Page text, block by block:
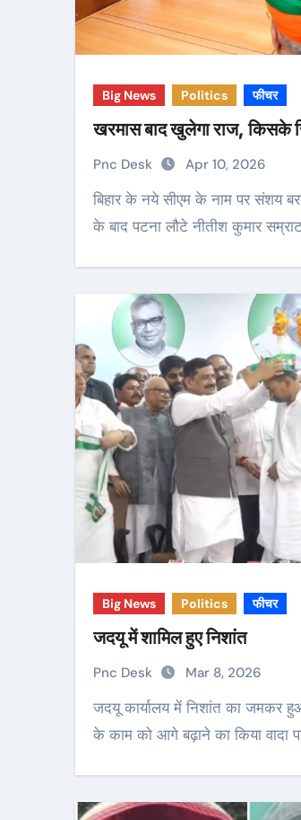
Big News Politics फीचर
खरमास बाद खुलेगा राज, किसके
Pnc Desk Apr 10, 2026
बिहार के नये सीएम के नाम पर संशय बरकरार शपथग्रहण
के बाद पटना लौटे नीतीश कुमार
Big News Politics फीचर
जदयू में शामिल हुए निशांत
Pnc Desk Mar 8, 2026
जदयू कार्यालय में निशांत का जमकर हुआ अभिनंदन पिता
के काम को आगे बढ़ाने का किया वादा